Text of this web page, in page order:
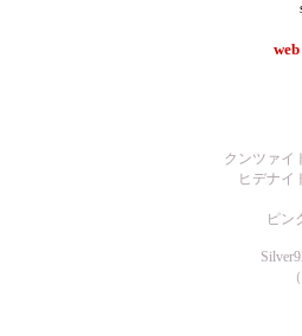
クンツァ
ヒデナ
ピン